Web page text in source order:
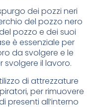
dei pozzi neri
del pozzo nero
pozzo e dei suoi
è essenziale per
da svolgere e le
svolgere il lavoro.
di attrezzature
per rimuovere
presenti all’interno